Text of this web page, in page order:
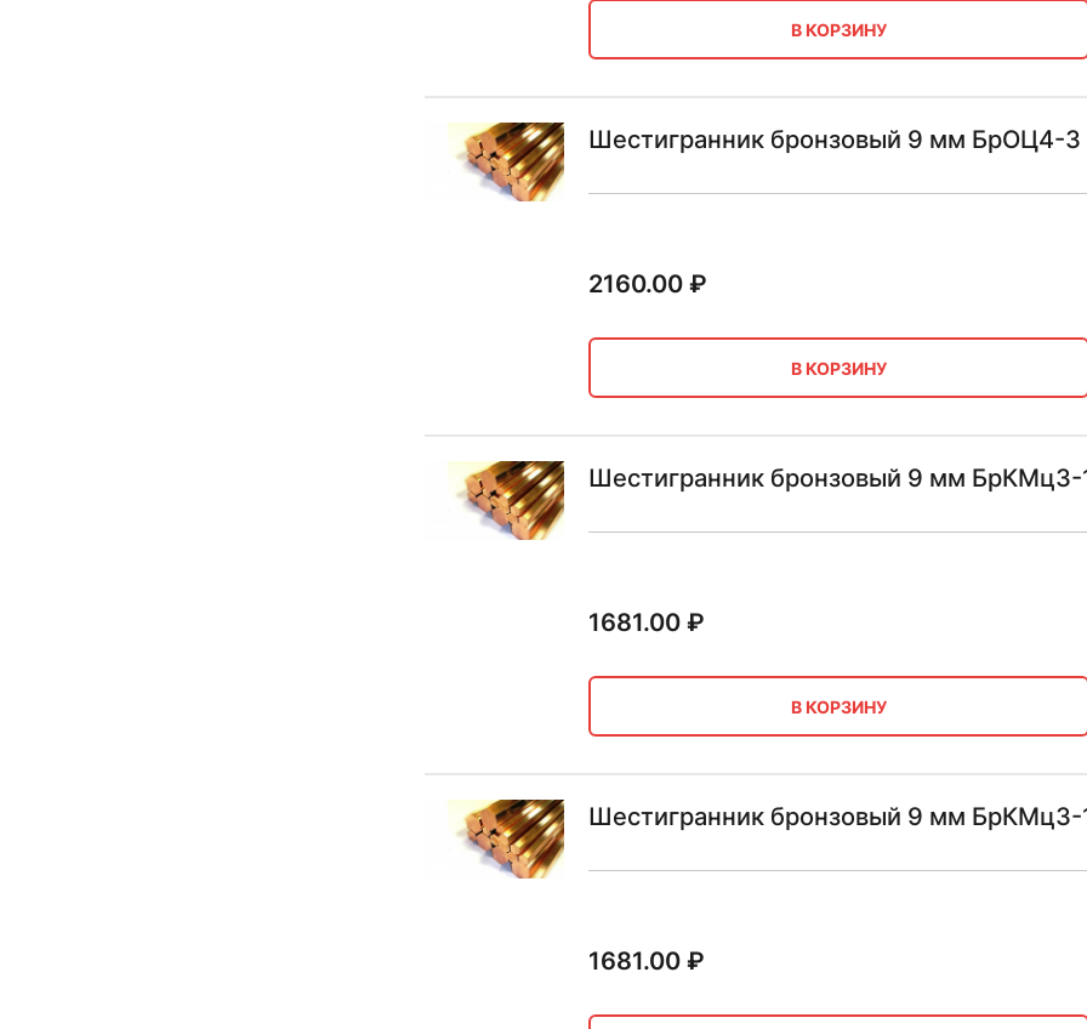
В КОРЗИНУ
Шестигранник бронзовый 9 мм БрОЦ4-3
2160.00₽
В КОРЗИНУ
Шестигранник бронзовый 9 мм БрКМц3-
1681.00₽
В КОРЗИНУ
Шестигранник бронзовый 9 мм БрКМц3-
1681.00₽